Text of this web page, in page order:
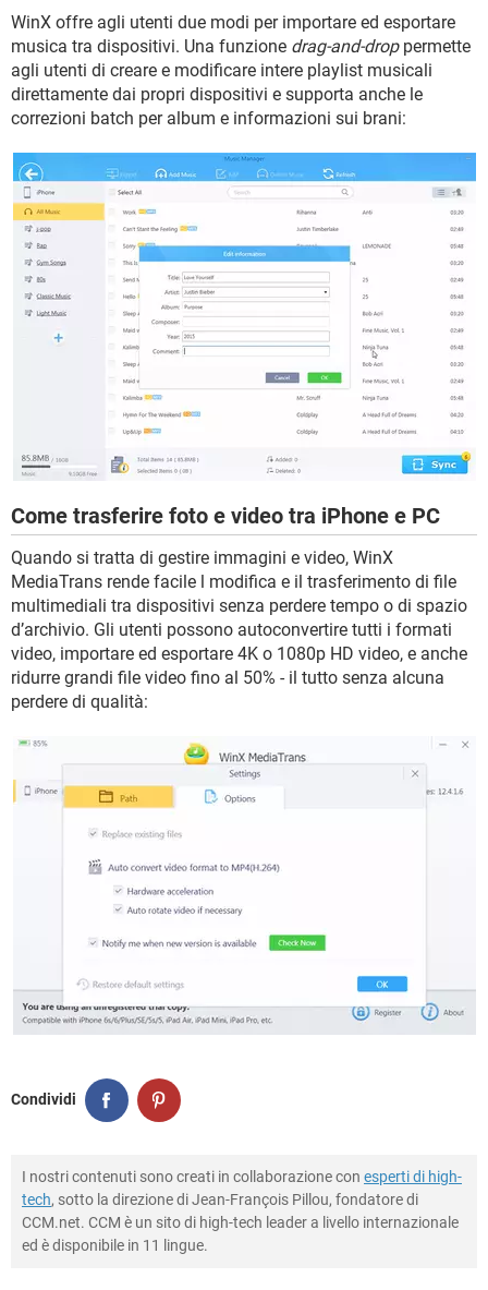
WinX offre agli utenti due modi per importare ed esportare
musica tra dispositivi. Una funzione drag-and-droppermette
agli utenti di creare e modificare intere playlist musicali
direttamente dai propri dispositivi e supporta anche le
correzioni batch per album e informazioni sui brani:
Come trasferire foto e video tra iPhone e PC
Quando si tratta di gestire immagini e video, WinX
MediaTrans rende facile l modifica e il trasferimento di file
multimediali tra dispositivi senza perdere tempo o di spazio
d’archivio. Gli utenti possono autoconvertire tutti i formati
video, importare ed esportare 4K o 1080p HD video, e anche
ridurre grandi file video fino al 50% - il tutto senza alcuna
perdere di qualità:
Condividi
I nostri contenuti sono creati in collaborazione con esperti di high-
tech, sotto la direzione di Jean-François Pillou, fondatore di
CCM.net. CCM è un sito di high-tech leader a livello internazionale
ed è disponibile in 11 lingue.